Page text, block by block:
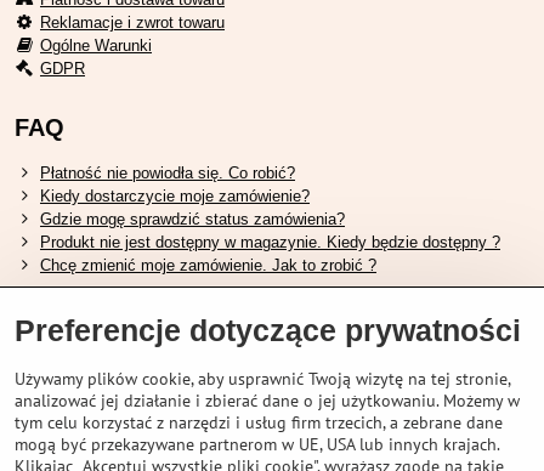
Reklamacje i zwrot towaru
Ogólne Warunki
GDPR
FAQ
Płatność nie powiodła się. Co robić?
Kiedy dostarczycie moje zamówienie?
Gdzie mogę sprawdzić status zamówienia?
Produkt nie jest dostępny w magazynie. Kiedy będzie dostępny ?
Chcę zmienić moje zamówienie. Jak to zrobić ?
Przydatne linki
Tabela rozmiarów butów Shimano.
Jak wybrać odpowiedni widelec amortyzowany.
Jak wybrać odpowiedni rozmiar kasku?
Przewodnik po akumulatorach Shimano.
Zrozumienie opon bezdętkowych Schwalbe
Preferencje dotyczące prywatności
Używamy plików cookie, aby usprawnić Twoją wizytę na tej stronie,
analizować jej działanie i zbierać dane o jej użytkowaniu. Możemy w
tym celu korzystać z narzędzi i usług firm trzecich, a zebrane dane
mogą być przekazywane partnerom w UE, USA lub innych krajach.
Klikając „Akceptuj wszystkie pliki cookie", wyrażasz zgodę na takie